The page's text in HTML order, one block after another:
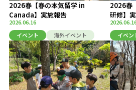
2026春【春の本気留学 in
Canada】実施報告
2026.06.16
イベント
海外イベント
2026春
研修】
イベン